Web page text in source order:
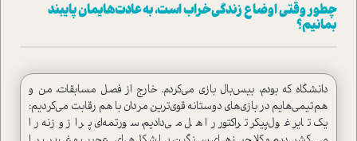
چطور وقتی اوضاع زندگی خراب ا‌ست، به عادت‌هایمان پایبند
بمانیم؟
دانشگاه که بودم، بیس‌بال بازی می‌کردم. خارج از فصل مسابقات، من و
هم‌تیمی‌هایم در بازی‌های دوستانه قوی‌ترین مردان با هم رقابت می‌کردیم:
یک تایر غول‌پیکر تراکتور را هل می‌دادیم، سورتمه‌ای پر از وزنه را